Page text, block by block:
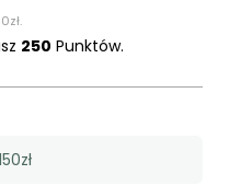
zł.
250 Punktów.